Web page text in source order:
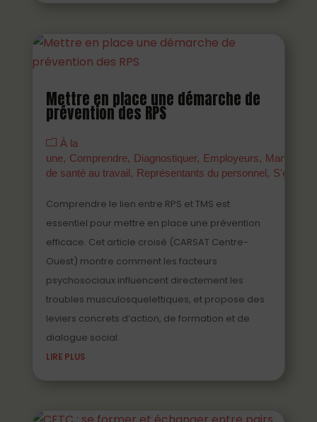
Mettre en place une démarche de
prévention des RPS
À la
une
Comprendre Diagnostiquer Employeurs
Managers
de santé au travail
Représentants du personnel
Comprendre le lien entre RPS et TMS est
essentiel pour mettre en place une prévention
efficace. Cet article croisé (CARSAT Centre-
Ouest) montre comment les facteurs
psychosociaux influencent directement les
troubles musculosquelettiques, et propose des
leviers concrets d’action, de formation et de
dialogue social.
LIRE PLUS